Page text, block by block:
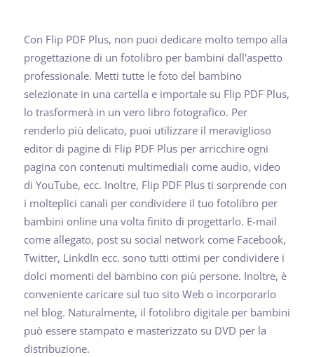
Con Flip PDF Plus, non puoi dedicare molto tempo alla
progettazione di un fotolibro per bambini dall'aspetto
professionale. Metti tutte le foto del bambino
selezionate in una cartella e importale su Flip PDF Plus,
lo trasformerà in un vero libro fotografico. Per
renderlo più delicato, puoi utilizzare il meraviglioso
editor di pagine di Flip PDF Plus per arricchire ogni
pagina con contenuti multimediali come audio, video
di YouTube, ecc. Inoltre, Flip PDF Plus ti sorprende con
i molteplici canali per condividere il tuo fotolibro per
bambini online una volta finito di progettarlo. E-mail
come allegato, post su social network come Facebook,
Twitter, LinkdIn ecc. sono tutti ottimi per condividere i
dolci momenti del bambino con più persone. Inoltre, è
conveniente caricare sul tuo sito Web o incorporarlo
nel blog. Naturalmente, il fotolibro digitale per bambini
può essere stampato e masterizzato su DVD per la
distribuzione.